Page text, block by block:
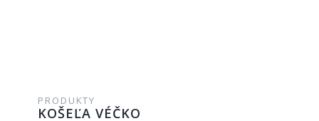
PRODUKTY
KOŠEĽA VÉČKO